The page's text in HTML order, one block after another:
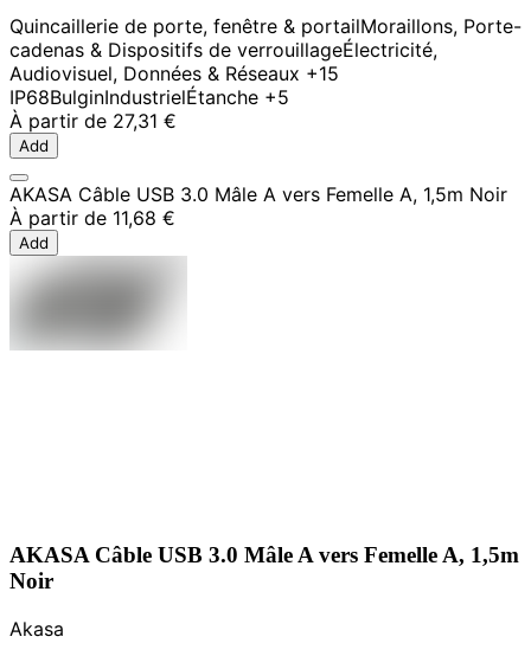
Quincaillerie de porte, fenêtre & portailMoraillons, Porte-
cadenas & Dispositifs de verrouillageÉlectricité,
Audiovisuel, Données & Réseaux +15
IP68BulginIndustrielÉtanche +5
À partir de 27,31 €
Add
AKASA Câble USB 3.0 Mâle A vers Femelle A, 1,5m Noir
À partir de 11,68 €
Add
AKASA Câble USB 3.0 Mâle A vers Femelle A, 1,5m
Noir
Akasa